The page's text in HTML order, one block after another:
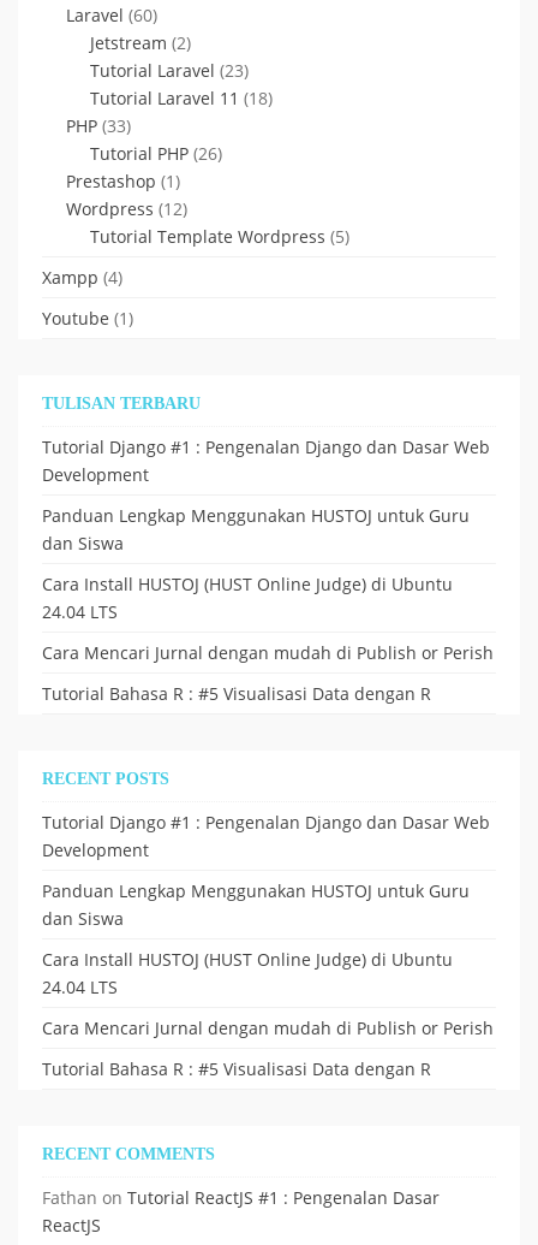
Laravel (60)
Jetstream (2)
Tutorial Laravel (23)
Tutorial Laravel 11 (18)
PHP (33)
Tutorial PHP (26)
Prestashop (1)
Wordpress (12)
Tutorial Template Wordpress (5)
Xampp (4)
Youtube (1)
TULISAN TERBARU
Tutorial Django #1 : Pengenalan Django dan Dasar Web
Development
Panduan Lengkap Menggunakan HUSTOJ untuk Guru
dan Siswa
Cara Install HUSTOJ (HUST Online Judge) di Ubuntu
24.04 LTS
Cara Mencari Jurnal dengan mudah di Publish or Perish
Tutorial Bahasa R : #5 Visualisasi Data dengan R
RECENT POSTS
Tutorial Django #1 : Pengenalan Django dan Dasar Web
Development
Panduan Lengkap Menggunakan HUSTOJ untuk Guru
dan Siswa
Cara Install HUSTOJ (HUST Online Judge) di Ubuntu
24.04 LTS
Cara Mencari Jurnal dengan mudah di Publish or Perish
Tutorial Bahasa R : #5 Visualisasi Data dengan R
RECENT COMMENTS
Fathan on Tutorial ReactJS #1 : Pengenalan Dasar
ReactJS